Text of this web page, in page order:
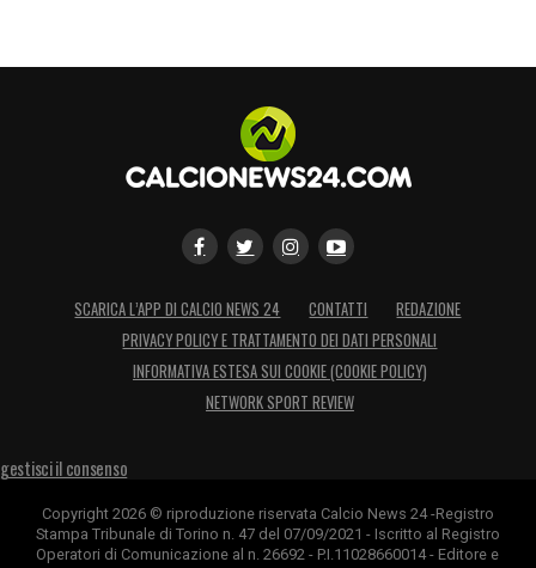
SCARICA L’APP DI CALCIO NEWS 24 CONTATTI
REDAZIONE
PRIVACY POLICY E TRATTAMENTO DEI DATI PERSONALI
INFORMATIVA ESTESA SUI COOKIE (COOKIE POLICY)
NETWORK SPORT REVIEW
gestisci il consenso
Copyright 2026 © riproduzione riservata Calcio News 24 -Registro
Stampa Tribunale di Torino n. 47 del 07/09/2021 - Iscritto al Registro
Operatori di Comunicazione al n. 26692 - P.I.11028660014 - Editore e